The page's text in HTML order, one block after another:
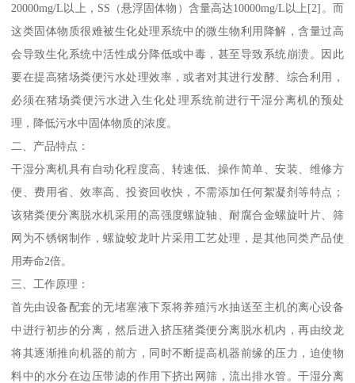
20000mg/L以上，SS（悬浮固体物）含量高达10000mg/L以上[2]。而
这类固体物质很难被生化处理系统中的微生物利用降解，含量过高
会导致生化系统中活性成分降低或中毒，甚至导致系统崩溃。因此
要在提高猪场粪便污水处理效率，或者对其进行发酵、综合利用，
必须在猪场粪便污水进入生化处理系统前进行干湿分离机的预处
理，降低污水中固体物质的浓度。
二、产品特点：
干湿分离机具有自动化程度高、转速低、操作简单、安装、维修方
便、费用省、效率高、投资回收快，不需添加任何絮凝剂等特点；
该猪粪便分离脱水机采用的高强度螺旋轴、耐腐合金螺旋叶片、筛
网为不锈钢制作，螺旋蛟龙叶片采用工艺处理，是其他同类产品使
用寿命2倍。
三、工作原理：
首先由设备配套的无堵塞液下泵将养殖污水抽送至主机的离心设备
中进行初步的分离，然后进入挤压猪粪便分离脱水机内，再由绞龙
将其逐渐推向机器的前方，同时不断提高机器前缘的压力，迫使物
料中的水分在边压带滤的作用下挤出网筛，流出排水管。干湿分离